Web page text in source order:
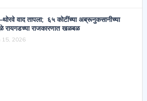
वाद तापला; ६५ कोटींच्या अब्रूनुकसानीच्या
रायगडच्या राजकारणात खळबळ
15, 2026